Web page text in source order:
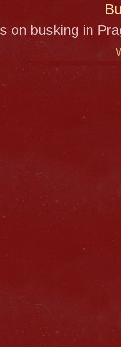
on busking in